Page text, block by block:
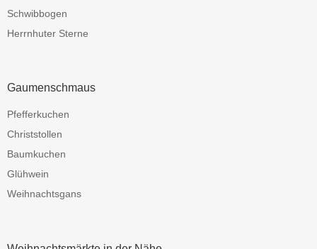
Schwibbogen
Herrnhuter Sterne
Gaumenschmaus
Pfefferkuchen
Christstollen
Baumkuchen
Glühwein
Weihnachtsgans